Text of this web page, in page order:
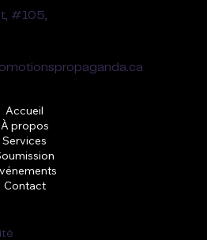
#105,
Accueil
À propos
Services
Contact